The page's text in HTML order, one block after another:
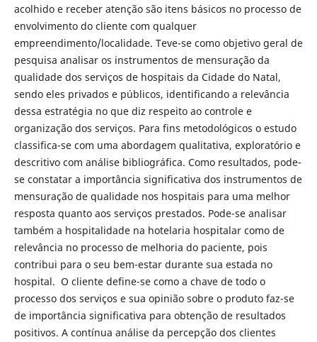
acolhido e receber atenção são itens básicos no processo de
envolvimento do cliente com qualquer
empreendimento/localidade. Teve-se como objetivo geral de
pesquisa analisar os instrumentos de mensuração da
qualidade dos serviços de hospitais da Cidade do Natal,
sendo eles privados e públicos, identificando a relevância
dessa estratégia no que diz respeito ao controle e
organização dos serviços. Para fins metodológicos o estudo
classifica-se com uma abordagem qualitativa, exploratório e
descritivo com análise bibliográfica. Como resultados, pode-
se constatar a importância significativa dos instrumentos de
mensuração de qualidade nos hospitais para uma melhor
resposta quanto aos serviços prestados. Pode-se analisar
também a hospitalidade na hotelaria hospitalar como de
relevância no processo de melhoria do paciente, pois
contribui para o seu bem-estar durante sua estada no
hospital. O cliente define-se como a chave de todo o
processo dos serviços e sua opinião sobre o produto faz-se
de importância significativa para obtenção de resultados
positivos. A contínua análise da percepção dos clientes